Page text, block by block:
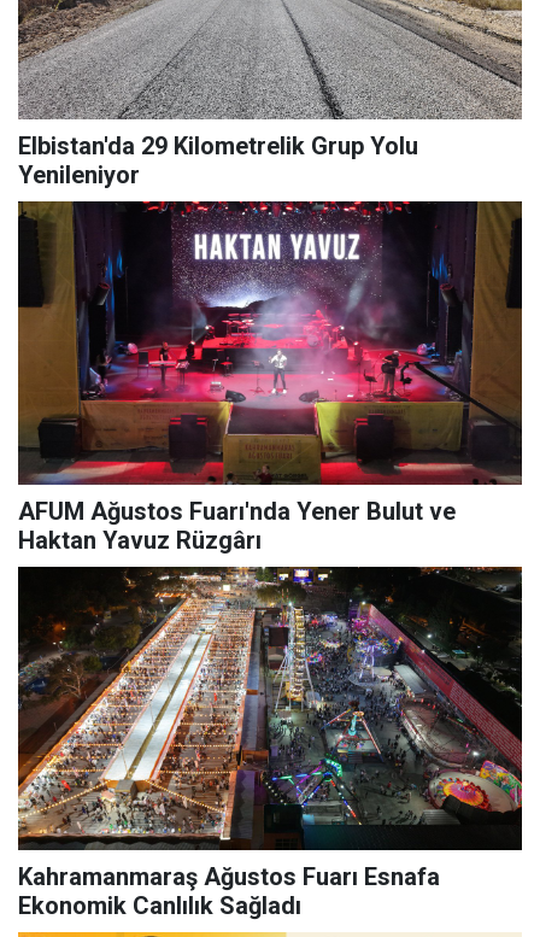
Elbistan'da 29 Kilometrelik Grup Yolu
Yenileniyor
AFUM Ağustos Fuarı'nda Yener Bulut ve
Haktan Yavuz Rüzgârı
Kahramanmaraş Ağustos Fuarı Esnafa
Ekonomik Canlılık Sağladı